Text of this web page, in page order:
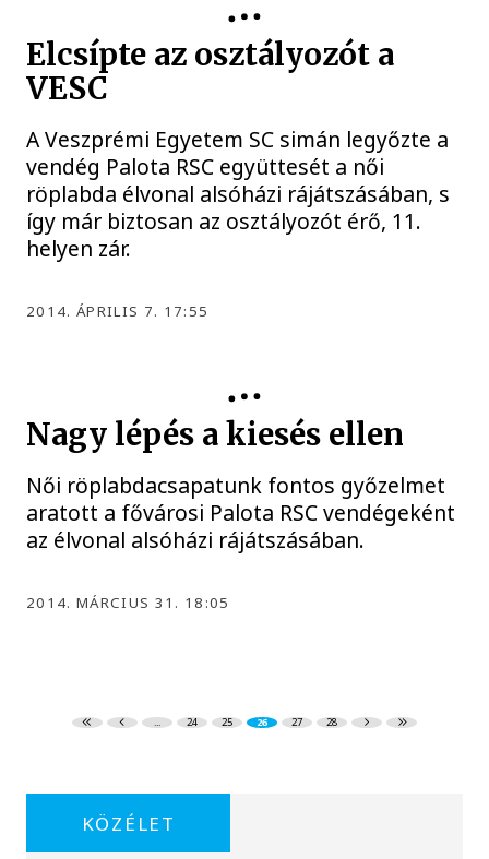
Elcsípte az osztályozót a
VESC
A Veszprémi Egyetem SC simán legyőzte a
vendég Palota RSC együttesét a női
röplabda élvonal alsóházi rájátszásában, s
így már biztosan az osztályozót érő, 11.
helyen zár.
2014. ÁPRILIS 7. 17:55
Nagy lépés a kiesés ellen
Női röplabdacsapatunk fontos győzelmet
aratott a fővárosi Palota RSC vendégeként
az élvonal alsóházi rájátszásában.
2014. MÁRCIUS 31. 18:05
... 24 25 26 27 28
KÖZÉLET